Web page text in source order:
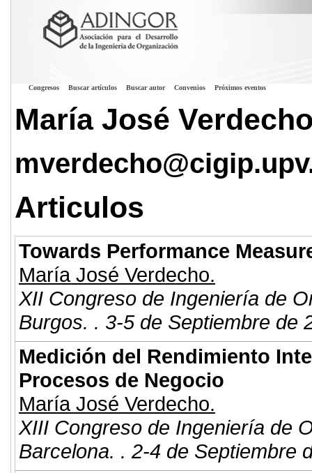
Congresos Buscar artículos Buscar autor Convenios Próximos eventos
María José
Articulos
Towards Performance
María José Verdecho.
XII Congreso de Ingeniería de
Burgos. . 3-5 de Septiembre de
Medición del Rendimiento
Procesos de Negocio
María José Verdecho.
XIII Congreso de Ingeniería de
Barcelona. . 2-4 de Septiembre